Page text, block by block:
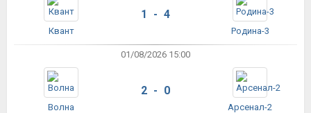
Квант
1 - 4
Родина-3
01/08/2026 15:00
Волна
2 - 0
Арсенал-2